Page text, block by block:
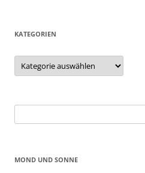
KATEGORIEN
Kategorien
nach:
MOND UND SONNE